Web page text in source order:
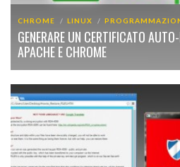
CHROME LINUX
GENERARE UN CERTIFICATO
APACHE E CHROME